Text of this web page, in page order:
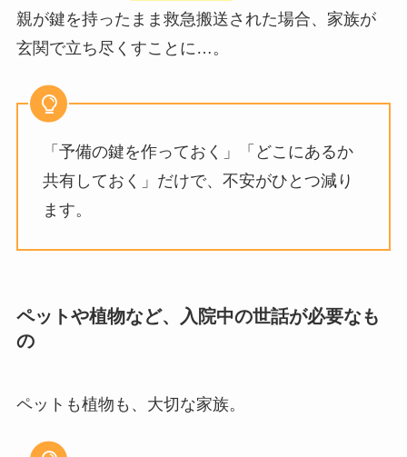
親が鍵を持ったまま救急搬送された場合、家族が
玄関で立ち尽くすことに…。
「予備の鍵を作っておく」「どこにあるか
共有しておく」だけで、不安がひとつ減り
ます。
ペットや植物など、入院中の世話が必要なも
の
ペットも植物も、大切な家族。